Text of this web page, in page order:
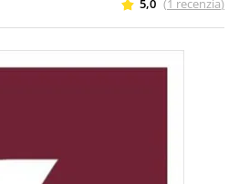
5,0 (1 recenzia)